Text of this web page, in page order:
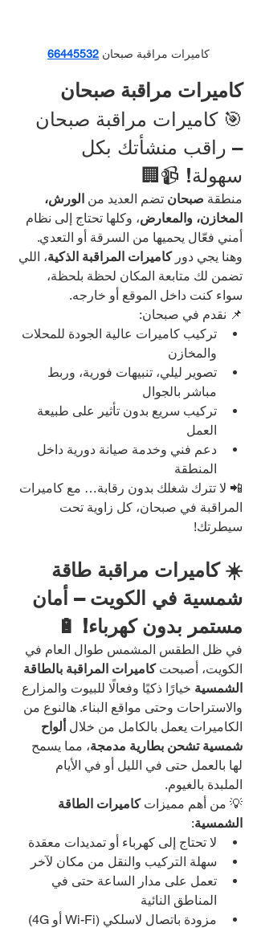
كاميرات مراقبة صبحان 66445532
كاميرات مراقبة صبحان
🎯 كاميرات مراقبة صبحان
– راقب منشأتك بكل
سهولة! 📹🏢
منطقة صبحان تضم العديد من الورش،
المخازن، والمعارض، وكلها تحتاج إلى نظام
أمني فعّال يحميها من السرقة أو التعدي.
وهنا يجي دور كاميرات المراقبة الذكية، اللي
تضمن لك متابعة المكان لحظة بلحظة،
سواء كنت داخل الموقع أو خارجه.
📌 نقدم في صبحان:
تركيب كاميرات عالية الجودة للمحلات
والمخازن
تصوير ليلي، تنبيهات فورية، وربط
مباشر بالجوال
تركيب سريع بدون تأثير على طبيعة
العمل
دعم فني وخدمة صيانة دورية داخل
المنطقة
📲 لا تترك شغلك بدون رقابة… مع كاميرات
المراقبة في صبحان، كل زاوية تحت
سيطرتك!
☀️ كاميرات مراقبة طاقة
شمسية في الكويت – أمان
مستمر بدون كهرباء! 🔋
في ظل الطقس المشمس طوال العام في
الكويت، أصبحت كاميرات المراقبة بالطاقة
الشمسية خيارًا ذكيًا وفعالًا للبيوت والمزارع
والاستراحات وحتى مواقع البناء. هالنوع من
الكاميرات يعمل بالكامل من خلال ألواح
شمسية تشحن بطارية مدمجة، مما يسمح
لها بالعمل حتى في الليل أو في الأيام
الملبدة بالغيوم.
💡 من أهم مميزات كاميرات الطاقة
الشمسية:
لا تحتاج إلى كهرباء أو تمديدات معقدة
سهلة التركيب والنقل من مكان لآخر
تعمل على مدار الساعة حتى في
المناطق النائية
مزودة باتصال لاسلكي (Wi-Fi أو 4G)